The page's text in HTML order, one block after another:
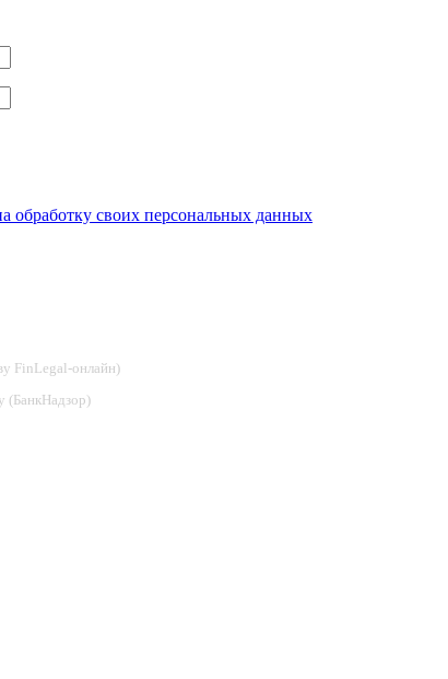
обработку своих персональных данных
FinLegal-онлайн)
(БанкНадзор)